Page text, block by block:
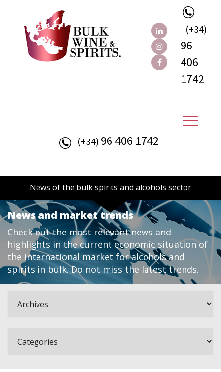
(+34)
96
406
1742
(+34) 96 406 1742
News of the bulk spirits and alcohols sector
News and market trends
Check out the most relevant news and
highlights in the current economic situation of
the international market for alcohols and
spirits in bulk. Do not miss the latest trends.